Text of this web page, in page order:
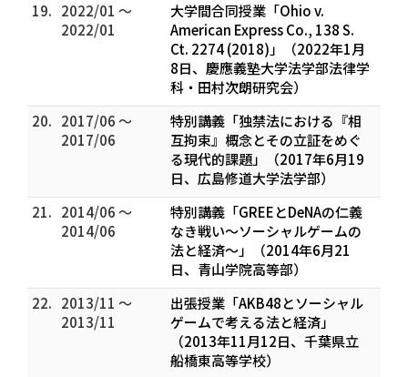
19. 2022/01 ～
2022/01
大学間合同授業「Ohio v.
American Express Co., 138 S.
Ct. 2274 (2018)」（2022年1月
8日、慶應義塾大学法学部法律学
科・田村次朗研究会）
20. 2017/06 ～
2017/06
特別講義「独禁法における『相
互拘束』概念とその立証をめぐ
る現代的課題」（2017年6月19
日、広島修道大学法学部）
21. 2014/06 ～
2014/06
特別講義「GREEとDeNAの仁義
なき戦い～ソーシャルゲームの
法と経済～」（2014年6月21
日、青山学院高等部）
22. 2013/11 ～
2013/11
出張授業「AKB48とソーシャル
ゲームで考える法と経済」
（2013年11月12日、千葉県立
船橋東高等学校）